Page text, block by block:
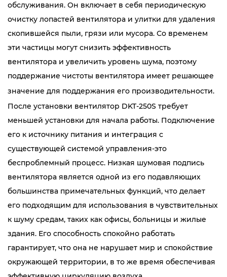
обслуживания. Он включает в себя периодическую
очистку лопастей вентилятора и улитки для удаления
скопившейся пыли, грязи или мусора. Со временем
эти частицы могут снизить эффективность
вентилятора и увеличить уровень шума, поэтому
поддержание чистоты вентилятора имеет решающее
значение для поддержания его производительности.
После установки вентилятор DKT-250S требует
меньшей установки для начала работы. Подключение
его к источнику питания и интеграция с
существующей системой управления-это
беспроблемный процесс. Низкая шумовая подпись
вентилятора является одной из его подавляющих
большинства примечательных функций, что делает
его подходящим для использования в чувствительных
к шуму средам, таких как офисы, больницы и жилые
здания. Его способность спокойно работать
гарантирует, что она не нарушает мир и спокойствие
окружающей территории, в то же время обеспечивая